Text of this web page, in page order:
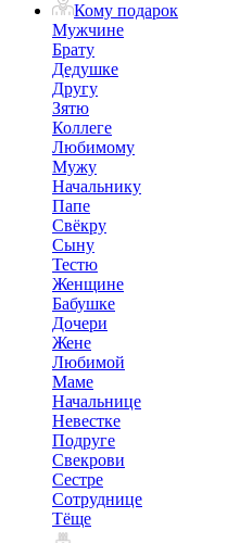
Кому подарок
Мужчине
Брату
Дедушке
Другу
Зятю
Коллеге
Любимому
Мужу
Начальнику
Папе
Свёкру
Сыну
Тестю
Женщине
Бабушке
Дочери
Жене
Любимой
Маме
Начальнице
Невестке
Подруге
Свекрови
Сестре
Сотруднице
Тёще